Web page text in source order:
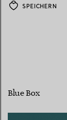
SPEICHERN
Blue Box